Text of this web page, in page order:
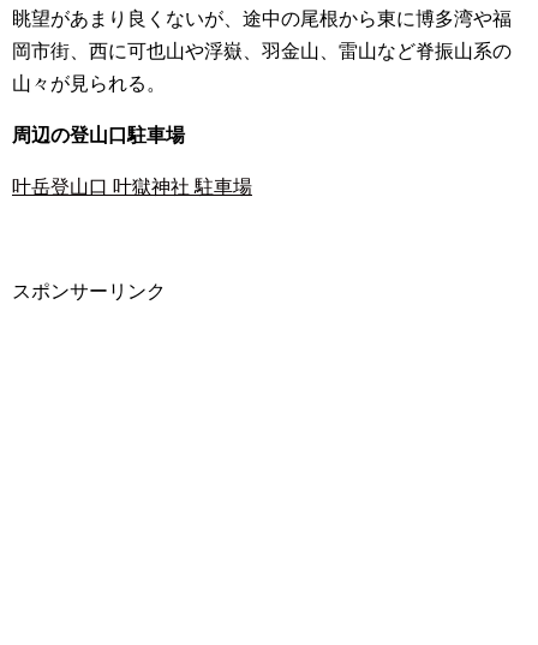
眺望があまり良くないが、途中の尾根から東に博多湾や福
岡市街、西に可也山や浮嶽、羽金山、雷山など脊振山系の
山々が見られる。
周辺の登山口駐車場
叶岳登山口 叶獄神社 駐車場
スポンサーリンク